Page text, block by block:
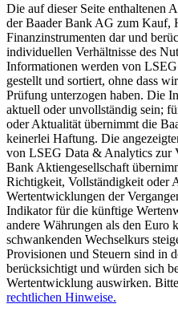
Die auf dieser Seite enthaltenen
der Baader Bank AG zum Kauf,
Finanzinstrumenten dar und
individuellen Verhältnisse des
Informationen werden von
gestellt und sortiert, ohne dass
Prüfung unterzogen haben. Die
aktuell oder unvollständig sein;
oder Aktualität übernimmt die
keinerlei Haftung. Die
von LSEG Data & Analytics zur
Bank Aktiengesellschaft
Richtigkeit, Vollständigkeit oder
Wertentwicklungen der
Indikator für die künftige
andere Währungen als den Euro
schwankenden Wechselkurs
Provisionen und Steuern sind in
berücksichtigt und würden sich
Wertentwicklung auswirken.
rechtlichen Hinweise.